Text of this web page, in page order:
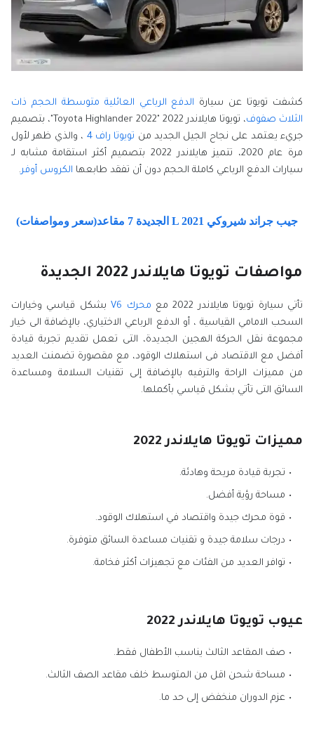
كشفت تويوتا عن سيارة الدفع الرباعي العائلية متوسطة الحجم ذات
الثلاث صفوف
، تويوتا هايلاندر 2022 "Toyota Highlander 2022"، بتصميم
جريء يعتمد على نجاح الجيل الجديد من تويوتا راف 4
، والذي ظهر لأول
مرة عام 2020، تتميز هايلاندر 2022 بتصميم أكثر استقامة مشابه لـ
سيارات الدفع الرباعي كاملة الحجم دون أن تفقد طابعها الكروس أوفر.
جيب جراند شيروكي L 2021 الجديدة 7 مقاعد(سعر ومواصفات)
مواصفات تويوتا هايلاندر 2022 الجديدة
تأتي سيارة تويوتا هايلاندر 2022 مع محرك V6
بشكل قياسي وخيارات
السحب الامامي القياسية ، أو الدفع الرباعي الاختياري، بالإضافة الى خيار
مجموعة نقل الحركة الهجين الجديدة، التى تعمل تقديم تجربة قيادة
أفضل مع الاقتصاد فى استهلاك الوقود، مع مقصورة تضمنت العديد
من مميزات الراحة والترفيه بالإضافة إلى تقنيات السلامة ومساعدة
السائق التى تأتي بشكل قياسي بأكملها.
مميزات تويوتا هايلاندر 2022
تجربة قيادة مريحة وهادئة.
مساحة رؤية أفضل.
قوة محرك جيدة واقتصاد في استهلاك الوقود.
درجات سلامة جيدة و تقنيات مساعدة السائق متوفرة.
توافر العديد من الفئات مع تجهيزات أكثر فخامة.
عيوب تويوتا هايلاندر 2022
صف المقاعد الثالث يناسب الأطفال فقط.
مساحة شحن اقل من المتوسط خلف مقاعد الصف الثالث.
عزم الدوران منخفض إلى حد ما.